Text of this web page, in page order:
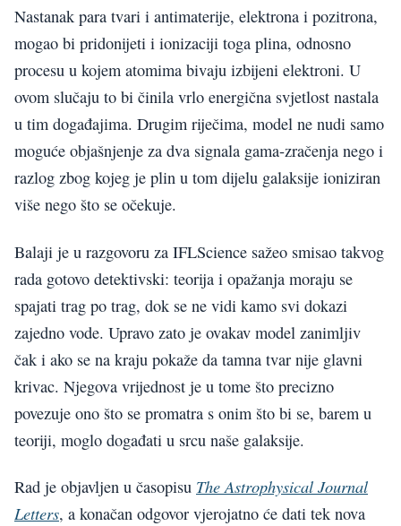
Nastanak para tvari i antimaterije, elektrona i pozitrona,
mogao bi pridonijeti i ionizaciji toga plina, odnosno
procesu u kojem atomima bivaju izbijeni elektroni. U
ovom slučaju to bi činila vrlo energična svjetlost nastala
u tim događajima. Drugim riječima, model ne nudi samo
moguće objašnjenje za dva signala gama-zračenja nego i
razlog zbog kojeg je plin u tom dijelu galaksije ioniziran
više nego što se očekuje.
Balaji je u razgovoru za IFLScience sažeo smisao takvog
rada gotovo detektivski: teorija i opažanja moraju se
spajati trag po trag, dok se ne vidi kamo svi dokazi
zajedno vode. Upravo zato je ovakav model zanimljiv
čak i ako se na kraju pokaže da tamna tvar nije glavni
krivac. Njegova vrijednost je u tome što precizno
povezuje ono što se promatra s onim što bi se, barem u
teoriji, moglo događati u srcu naše galaksije.
Rad je objavljen u časopisu The Astrophysical Journal
Letters, a konačan odgovor vjerojatno će dati tek nova